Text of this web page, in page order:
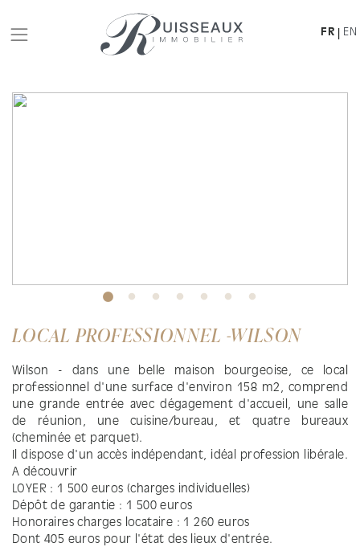
FR EN
LOCAL PROFESSIONNEL -WILSON
Wilson - dans une belle maison bourgeoise, ce local
professionnel d'une surface d'environ 158 m2, comprend
une grande entrée avec dégagement d'accueil, une salle
de réunion, une cuisine/bureau, et quatre bureaux
(cheminée et parquet).
Il dispose d'un accès indépendant, idéal profession libérale.
A découvrir
LOYER : 1 500 euros (charges individuelles)
Dépôt de garantie : 1 500 euros
Honoraires charges locataire : 1 260 euros
Dont 405 euros pour l'état des lieux d'entrée.